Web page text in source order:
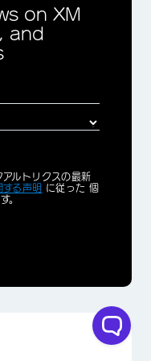
on XM
and
ルトリクスの最新
する声明 に従った 個
。